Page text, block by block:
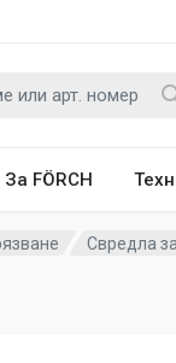
За FÖRCH
Свредла